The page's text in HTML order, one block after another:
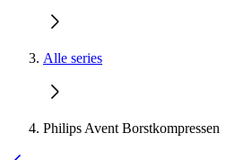
Alle series
Philips Avent Borstkompressen